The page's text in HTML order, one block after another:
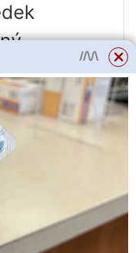
z
plevel